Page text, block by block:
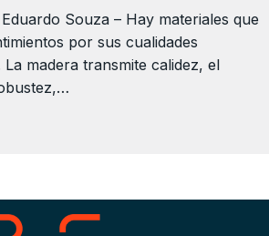
Souza – Hay materiales que
por sus cualidades
La madera transmite calidez, el